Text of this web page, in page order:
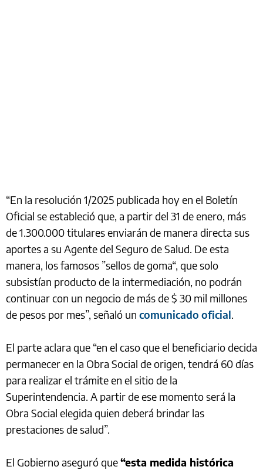
“En la resolución 1/2025 publicada hoy en el Boletín
Oficial se estableció que, a partir del 31 de enero, más
de 1.300.000 titulares enviarán de manera directa sus
aportes a su Agente del Seguro de Salud. De esta
manera, los famosos ”sellos de goma“, que solo
subsistían producto de la intermediación, no podrán
continuar con un negocio de más de $ 30 mil millones
de pesos por mes”, señaló un comunicado oficial.
El parte aclara que “en el caso que el beneficiario decida
permanecer en la Obra Social de origen, tendrá 60 días
para realizar el trámite en el sitio de la
Superintendencia. A partir de ese momento será la
Obra Social elegida quien deberá brindar las
prestaciones de salud”.
El Gobierno aseguró que“esta medida histórica